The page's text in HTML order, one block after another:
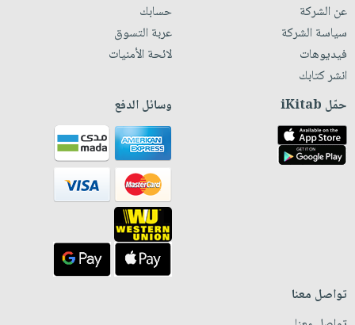
عن الشركة
سياسة الشركة
فيديوهات
انشر كتابك
حسابك
عربة التسوق
لائحة الأمنيات
حمّل iKitab وسائل الدفع
تواصل معنا